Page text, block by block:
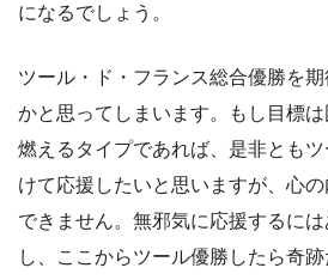
になるでしょう。
ツール・ド・フランス総合優勝を
かと思ってしまいます。もし目標
燃えるタイプであれば、是非とも
けて応援したいと思いますが、心
できません。無邪気に応援するに
し、ここからツール優勝したら奇